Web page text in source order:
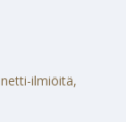
ilmiöitä,